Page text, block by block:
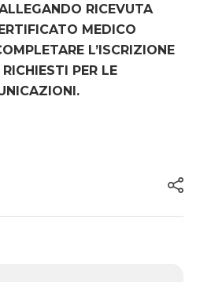
RICEVUTA
MEDICO
L’ISCRIZIONE
PER LE